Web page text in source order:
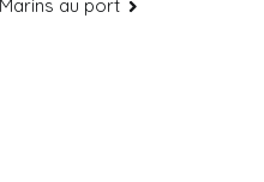
Marins au port